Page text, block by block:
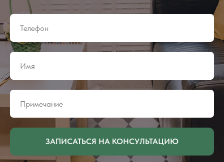
ЗАПИСАТЬСЯ НА КОНСУЛЬТАЦИЮ